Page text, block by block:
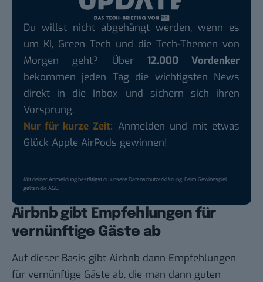
Du willst nicht abgehängt werden, wenn es
um KI, Green Tech und die Tech-Themen von
Morgen geht? Über 12.000 Vordenker
bekommen jeden Tag die wichtigsten News
direkt in die Inbox und sichern sich ihren
Vorsprung.
Nur für kurze Zeit: Anmelden und mit etwas
Glück Apple AirPods gewinnen!
Mit deiner Anmeldung bestätigst du unsereDatenschutzerklärung. Beim Gewinnspiel
gelten dieAGB.
Airbnb gibt Empfehlungen für
vernünftige Gäste ab
Auf dieser Basis gibt Airbnb dann Empfehlungen
für vernünftige Gäste ab, die man dann guten